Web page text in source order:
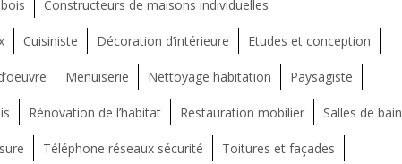
Constructeurs de maisons individuelles
Cuisiniste Décoration d’intérieure Etudes et conception
Menuiserie Nettoyage habitation Paysagiste
Rénovation de l’habitat Restauration mobilier Salles de bain
Téléphone réseaux sécurité Toitures et façades